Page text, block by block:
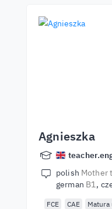
Agnieszka
polish Mother
german B1
FCE CAE